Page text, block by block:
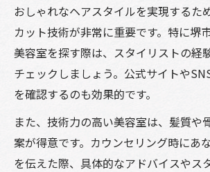
おしゃれなヘアスタイルを実現するた
カット技術が非常に重要です。特に堺
美容室を探す際は、スタイリストの経
チェックしましょう。公式サイトや
を確認するのも効果的です。
また、技術力の高い美容室は、髪質や
案が得意です。カウンセリング時にあ
を伝えた際、具体的なアドバイスやス